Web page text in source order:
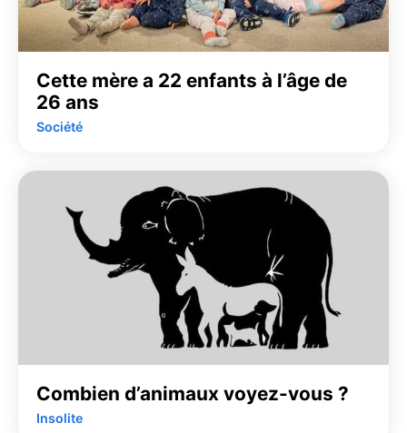
Cette mère a 22 enfants à l’âge de
26 ans
Société
Combien d’animaux voyez-vous ?
Insolite